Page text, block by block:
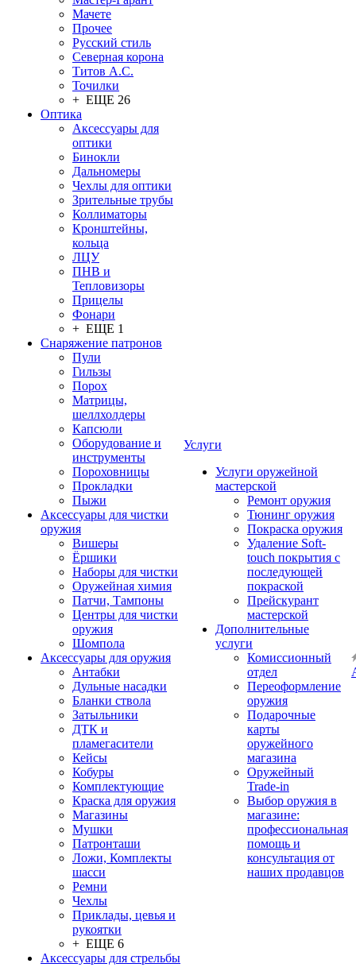
Мачете
Прочее
Русский стиль
Северная корона
Титов А.С.
Точилки
+ ЕЩЕ 26
Оптика
Аксессуары для
оптики
Бинокли
Дальномеры
Чехлы для оптики
Зрительные трубы
Коллиматоры
Кронштейны,
кольца
ЛЦУ
ПНВ и
Тепловизоры
Прицелы
Фонари
+ ЕЩЕ 1
Снаряжение патронов
Пули
Гильзы
Порох
Матрицы,
шеллхолдеры
Капсюли
Оборудование и
инструменты
Пороховницы
Прокладки
Пыжи
Аксессуары для чистки
оружия
Вишеры
Ёршики
Наборы для чистки
Оружейная химия
Патчи, Тампоны
Центры для чистки
оружия
Шомпола
Аксессуары для оружия
Антабки
Дульные насадки
Бланки ствола
Затыльники
ДТК и
пламегасители
Кейсы
Кобуры
Комплектующие
Краска для оружия
Магазины
Мушки
Патронташи
Ложи, Комплекты
шасси
Ремни
Чехлы
Приклады, цевья и
рукоятки
+ ЕЩЕ 6
Аксессуары для стрельбы
Услуги
Услуги оружейной
мастерской
Ремонт оружия
Тюнинг оружия
Покраска оружия
Удаление Soft-
touch покрытия с
последующей
покраской
Прейскурант
мастерской
Дополнительные
услуги
Комиссионный
отдел
Переоформление
оружия
Подарочные
карты
оружейного
магазина
Оружейный
Trade-in
Выбор оружия в
магазине:
профессиональная
помощь и
консультация от
наших продавцов